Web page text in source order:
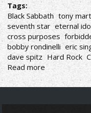
Tags:
Black Sabbath tony
seventh star eternal
cross purposes
bobby rondinelli eric
dave spitz Hard Rock
Read more about
THE
DUELLISTS